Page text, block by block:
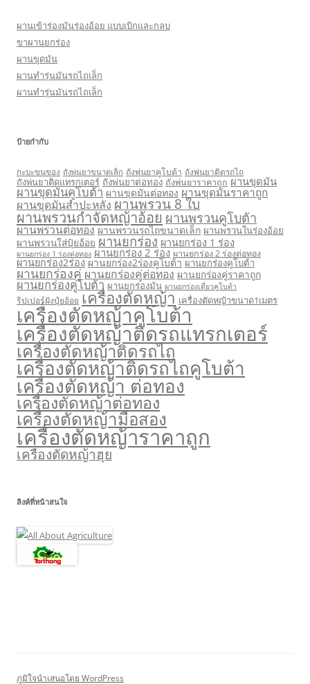
ผานเข้าร่องมันร่องอ้อย แบบเบิกและกลบ
ขาผานยกร่อง
ผานขุดมัน
ผานทำรุ่นมันรถไถเล็ก
ผานทำรุ่นมันรถไถเล็ก
ป้ายกำกับ
กะบะขนของ ถังพ่นยาขนาดเล็ก ถังพ่นยาคูโบต้า ถังพ่นยาติดรถไถ
ถังพ่นยาติดแทรกเตอร์ ถังพ่นยาต่อทอง ถังพ่นยาราคาถูก ผานขุดมัน
ผานขุดมันคูโบต้า ผานขุดมันต่อทอง ผานขุดมันราคาถูก
ผานขุดมันสำปะหลัง ผานพรวน 8 ใบ
ผานพรวนกำจัดหญ้าอ้อย ผานพรวนคูโบต้า
ผานพรวนต่อทอง ผานพรวนรถไถขนาดเล็ก ผานพรวนในร่องอ้อย
ผานพรวนใส่ปุ๋ยอ้อย ผานยกร่อง ผานยกร่อง 1 ร่อง
ผานยกร่อง 1 ร่องต่อทอง ผานยกร่อง 2 ร่อง ผานยกร่อง 2 ร่องต่อทอง
ผานยกร่อง2ร่อง ผานยกร่อง2ร่องคูโบต้า ผานยกร่องคูโบต้า
ผานยกร่องคู่ ผานยกร่องคู่ต่อทอง ผานยกร่องคู่ราคาถูก
ผานยกร่องคู่โบต้า ผานยกร่องมัน ผานยกร่องเดี่ยวคูโบต้า
ริปเปอร์ฝังปุ๋ยอ้อย เครื่องตัดหญ้า เครื่องตัดหญ้าขนาด1เมตร
เครื่องตัดหญ้าคูโบต้า
เครื่องตัดหญ้าติดรถแทรกเตอร์
เครื่องตัดหญ้าติดรถไถ
เครื่องตัดหญ้าติดรถไถคูโบต้า
เครื่องตัดหญ้า ต่อทอง
เครื่องตัดหญ้าต่อทอง
เครื่องตัดหญ้ามือสอง
เครื่องตัดหญ้าราคาถูก
เครื่องตัดหญ้าฮุย
ลิงค์ที่หน้าสนใจ
ภูมิใจนำเสนอโดย WordPress